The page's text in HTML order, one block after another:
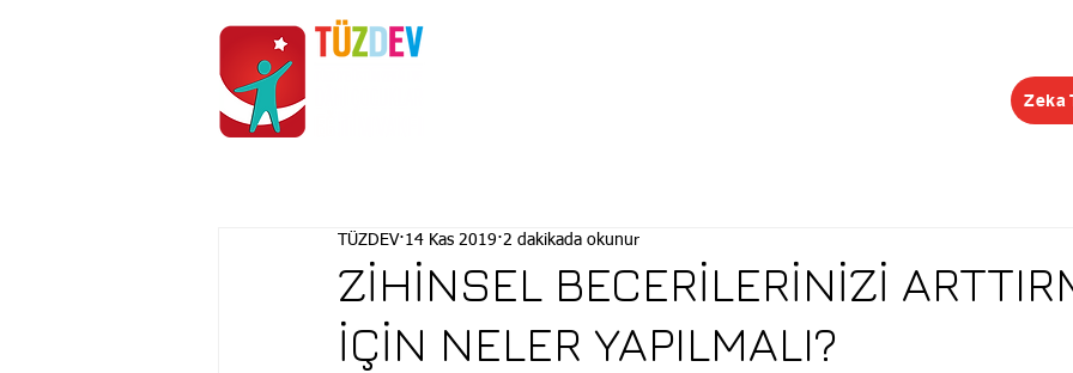
Zeka
ZİHİNSEL BECERİLERİNİZİ
İÇİN NELER YAPILMALI?
TÜZDEV 14 Kas 2019 2 dakikada okunur